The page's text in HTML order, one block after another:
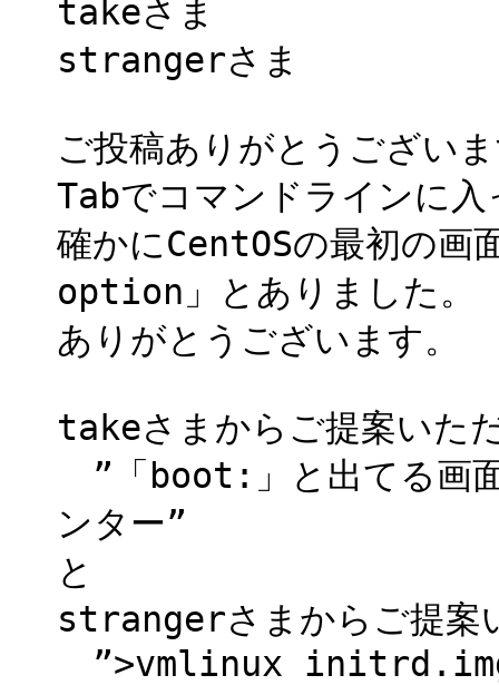
takeさま
strangerさま
ご投稿ありがとうござい
Tabでコマンドラインに
確かにCentOSの最初
option」とありました。
ありがとうございます。
takeさまからご提案いた
”「boot:」と出てる画
ンター”
と
strangerさまからご提案
”>vmlinux